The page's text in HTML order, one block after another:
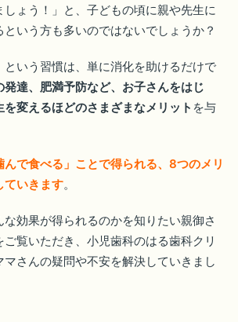
しょう！」と、子どもの頃に親や先生に
いう方も多いのではないでしょうか？
という習慣は、単に消化を助けるだけで
発達、肥満予防など、お子さんをはじ
変えるほどのさまざまなメリット を与
んで食べる」ことで得られる、8つのメリ
ていきます。
な効果が得られるのかを知りたい親御さ
覧いただき、小児歯科のはる歯科クリ
さんの疑問や不安を解決していきまし